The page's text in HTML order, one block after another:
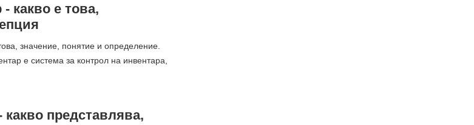
какво е това,
значение, понятие и определение.
е система за контрол на инвентара,
представлява,